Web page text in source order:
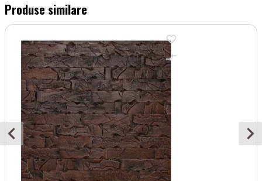
Produse similare